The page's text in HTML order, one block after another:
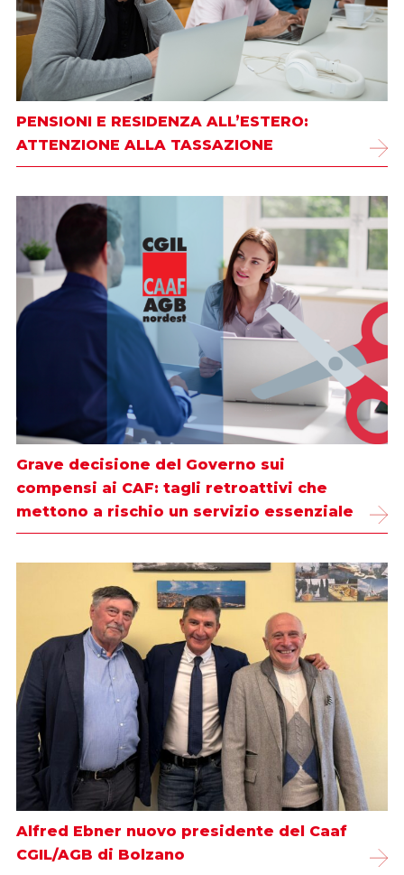
PENSIONI E RESIDENZA ALL’ESTERO:
ATTENZIONE ALLA TASSAZIONE
Grave decisione del Governo sui
compensi ai CAF: tagli retroattivi che
mettono a rischio un servizio essenziale
Alfred Ebner nuovo presidente del Caaf
CGIL/AGB di Bolzano